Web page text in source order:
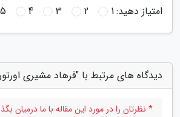
امتیاز دهید:1
2
3
4
5
دیدگاه های مرتبط با "فرهاد مشیری
* نظرتان را در مورد این مقاله با ما درمیان